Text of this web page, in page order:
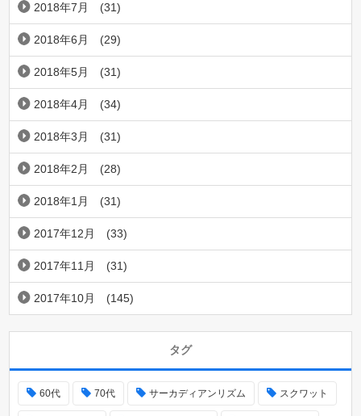
2018年7月 (31)
2018年6月 (29)
2018年5月 (31)
2018年4月 (34)
2018年3月 (31)
2018年2月 (28)
2018年1月 (31)
2017年12月 (33)
2017年11月 (31)
2017年10月 (145)
タグ
60代 70代 サーカディアンリズム スクワット